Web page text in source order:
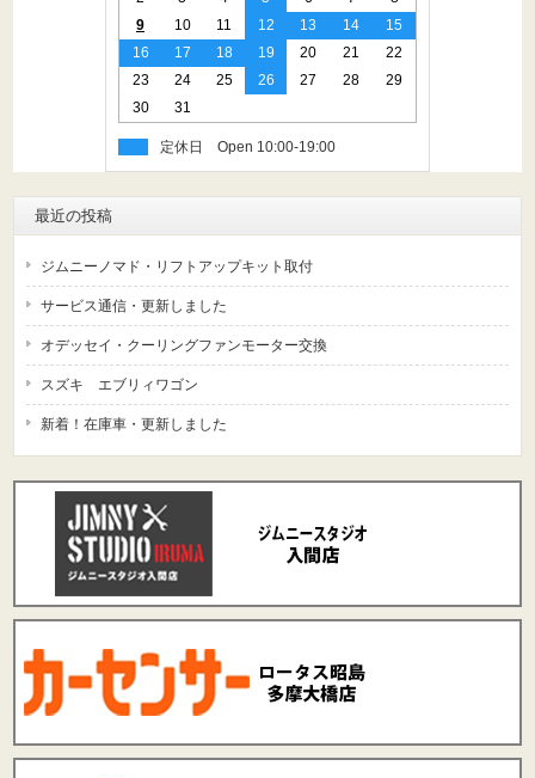
9
10 11 12 13 14
15
16
17 18 19 20 21
22
23
24 25 26 27 28
29
30
31
定休日
最近の投稿
ジムニーノマド・リフトアップキット取付
サービス通信・更新しました
オデッセイ・クーリングファンモーター交換
スズキ エブリィワゴン
新着！在庫車・更新しました